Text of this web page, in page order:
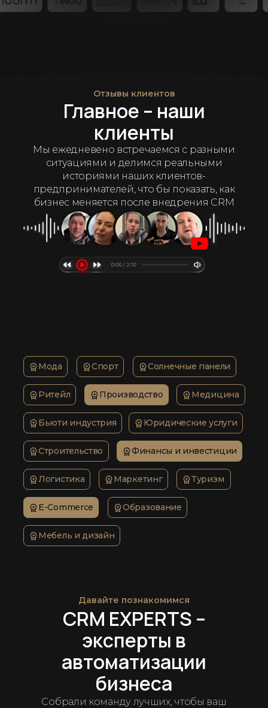
Образование
Логистика
Медицина
Финансы и инвестиции
Туризм
Юридические услуги
Мебель и дизайн
Маркетинг
Солнечные панели
Строительство
Бьюти индустрия
Производство
Ритейл
E-Commerce
Спорт
Мода
Отзывы клиентов
Главное – наши
клиенты
Мы ежедневено встречаемся с разными
ситуациями и делимся реальными
историями наших клиентов-
предпринимателей, что бы показать, как
бизнес меняется после внедрения CRM
Давайте познакомимся
CRM EXPERTS –
эксперты в
автоматизации
бизнеса
Собрали команду лучших, чтобы ваш